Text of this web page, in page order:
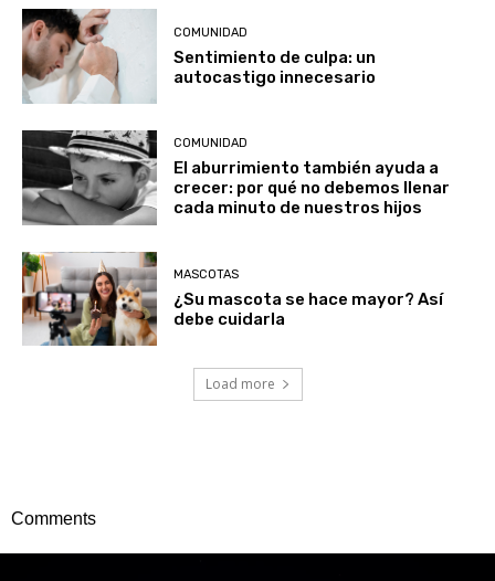
COMUNIDAD
Sentimiento de culpa: un
autocastigo innecesario
COMUNIDAD
El aburrimiento también ayuda a
crecer: por qué no debemos llenar
cada minuto de nuestros hijos
MASCOTAS
¿Su mascota se hace mayor? Así
debe cuidarla
Load more
Comments